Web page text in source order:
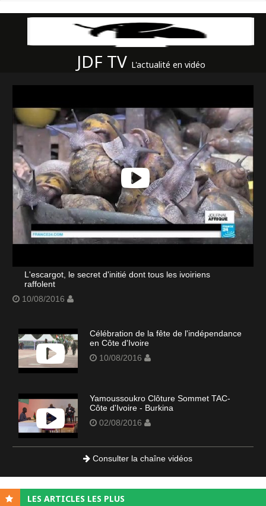
JDF TV L'actualité en vidéo
L'escargot, le secret d'initié dont tous les ivoiriens
raffolent
10/08/2016
Célébration de la fête de l'indépendance
en Côte d'Ivoire
10/08/2016
Yamoussoukro Clôture Sommet TAC-
Côte d'Ivoire - Burkina
02/08/2016
Consulter la chaîne vidéos
LES ARTICLES LES PLUS